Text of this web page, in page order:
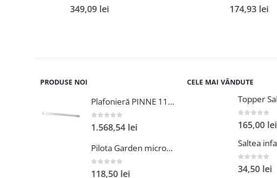
out of 5
349,09 lei out of 5
174,93 lei
PRODUSE NOI
Plafonieră PINNE 118 gri
out of 5
1.568,54 lei
Pilota Garden microfibra matlasata 210x240 cm 350g/mp design natural pentru confort sporit
out of 5
118,50 lei
CELE MAI VÂNDUTE
out of 5
165,00 lei
out of 5
34,50 lei